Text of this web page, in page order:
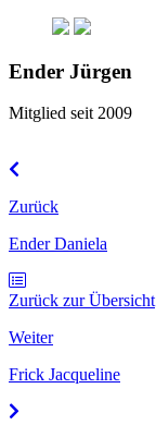
Ender Jürgen
Mitglied seit 2009
Zurück
Ender Daniela
Zurück zur Übersicht
Weiter
Frick Jacqueline